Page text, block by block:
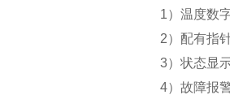
1）温度数
2）配有指
3）状态显
4）故障报